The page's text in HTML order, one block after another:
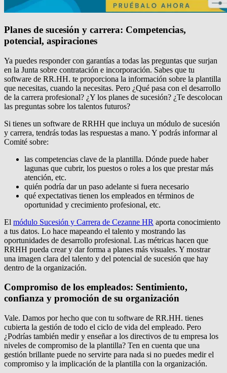
Planes de sucesión y carrera: Competencias,
potencial, aspiraciones
Ya puedes responder con garantías a todas las preguntas que surjan
en la Junta sobre contratación e incorporación. Sabes que tu
software de RR.HH. te proporciona la información sobre la plantilla
que necesitas, cuando la necesitas. Pero ¿Qué pasa con el desarrollo
de la carrera profesional? ¿Y los planes de sucesión? ¿Te descolocan
las preguntas sobre los talentos futuros?
Si tienes un software de RRHH que incluya un módulo de sucesión
y carrera, tendrás todas las respuestas a mano. Y podrás informar al
Comité sobre:
las competencias clave de la plantilla. Dónde puede haber
lagunas que cubrir, los puestos o roles a los que prestar más
atención, etc.
quién podría dar un paso adelante si fuera necesario
qué expectativas tienen los empleados en términos de
oportunidad y crecimiento profesional, etc.
El módulo Sucesión y Carrera de Cezanne HR aporta conocimiento
a tus datos. Lo hace mapeando el talento y mostrando las
oportunidades de desarrollo profesional. Las métricas hacen que
RRHH pueda crear y dar forma a planes más visuales. Y mostrar
una imagen clara del talento y del potencial de sucesión que hay
dentro de la organización.
Compromiso de los empleados: Sentimiento,
confianza y promoción de su organización
Vale. Damos por hecho que con tu software de RR.HH. tienes
cubierta la gestión de todo el ciclo de vida del empleado. Pero
¿Podrías también medir y enseñar a los directivos de tu empresa los
niveles de compromiso de la plantilla? Ten en cuenta que una
gestión brillante puede no servirte para nada si no puedes medir el
compromiso y la implicación de la plantilla con la organización.